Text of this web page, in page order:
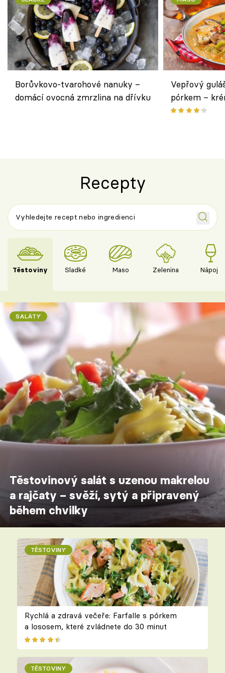
Borůvkovo-tvarohové nanuky –
domácí ovocná zmrzlina na dřívku
Vepřový
pórkem –
pokrm z
Recepty
Těstoviny Sladké Maso Zelenina Nápoje
SALÁTY
Těstovinový salát s uzenou makrelou
a rajčaty – svěží, sytý a připravený
během chvilky
TĚSTOVINY
Rychlá a zdravá večeře: Farfalle s pórkem
a lososem, které zvládnete do 30 minut
TĚSTOVINY